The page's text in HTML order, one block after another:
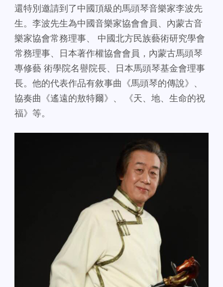
還特別邀請到了中國頂級的馬頭琴音樂家李波先
生。李波先生為中國音樂家協會會員、內蒙古音
樂家協會常務理事、 中國北方民族藝術研究學會
常務理事、日本著作權協會會員，內蒙古馬頭琴
專修藝 術學院名譽院長、日本馬頭琴基金會理事
長。他的代表作品有敘事曲《馬頭琴的傳說》、
協奏曲《遙遠的敖特爾》、 《天、地、生命的祝
福》等。